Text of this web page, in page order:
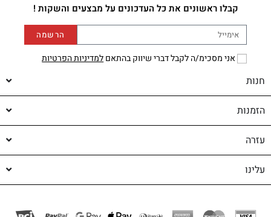
קבלו ראשונים את כל העדכונים על מבצעים והשקות !
אני מסכימ/ה לקבל דברי שיווק בהתאםלמדיניות הפרטיות
הרשמה
חנות
הזמנות
עזרה
עלינו